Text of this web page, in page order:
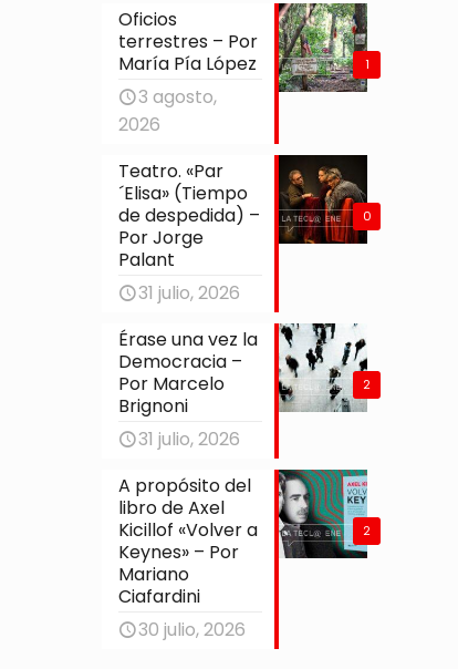
1
Oficios
terrestres – Por
María Pía López
3 agosto,
2026
0
Teatro. «Par
´Elisa» (Tiempo
de despedida) –
Por Jorge
Palant
31 julio, 2026
2
Érase una vez la
Democracia –
Por Marcelo
Brignoni
31 julio, 2026
2
A propósito del
libro de Axel
Kicillof «Volver a
Keynes» – Por
Mariano
Ciafardini
30 julio, 2026